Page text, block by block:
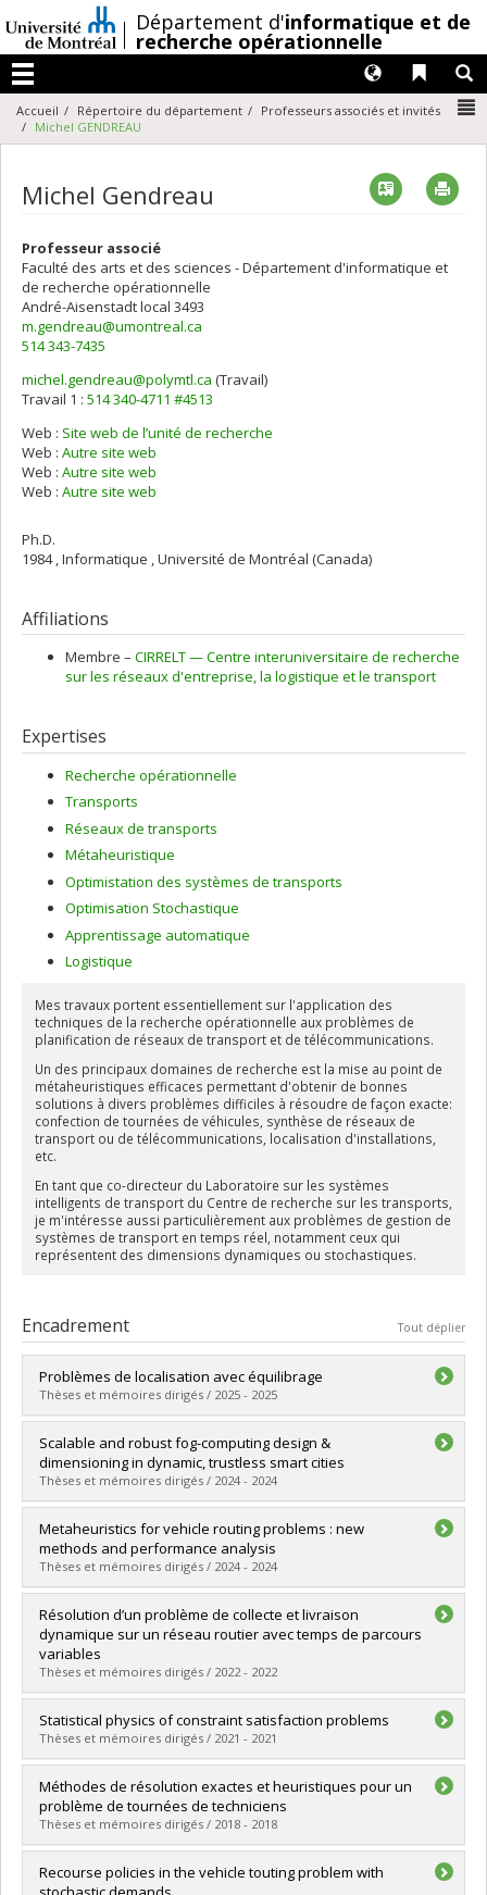
au
contenu
/Département d'informatique et de
recherche opérationnelle
Menu
Liens
Langues
Accueil Répertoire du département
Professeurs associés et invités
Michel GENDREAU
Michel Gendreau Vcard
Professeur associé
Faculté des arts et des sciences - Département d'informatique et
de recherche opérationnelle
André-Aisenstadtlocal 3493
m.gendreau@umontreal.ca
514 343-7435
Courriels
michel.gendreau@polymtl.ca (Travail)
Travail 1 : 514 340-4711 #4513
Web : Site web de l’unité de recherche
Web : Autre site web
Web : Autre site web
Web : Autre site web
Ph.D.
1984 , Informatique , Université de Montréal (Canada)
Affiliations
Membre – CIRRELT — Centre interuniversitaire de recherche
sur les réseaux d'entreprise, la logistique et le transport
Expertises
Recherche opérationnelle
Transports
Réseaux de transports
Métaheuristique
Optimistation des systèmes de transports
Optimisation Stochastique
Apprentissage automatique
Logistique
Mes travaux portent essentiellement sur l'application des
techniques de la recherche opérationnelle aux problèmes de
planification de réseaux de transport et de télécommunications.
Un des principaux domaines de recherche est la mise au point de
métaheuristiques efficaces permettant d'obtenir de bonnes
solutions à divers problèmes difficiles à résoudre de façon exacte:
confection de tournées de véhicules, synthèse de réseaux de
transport ou de télécommunications, localisation d'installations,
etc.
En tant que co-directeur du Laboratoire sur les systèmes
intelligents de transport du Centre de recherche sur les transports,
je m'intéresse aussi particulièrement aux problèmes de gestion de
systèmes de transport en temps réel, notamment ceux qui
représentent des dimensions dynamiques ou stochastiques.
Encadrement Tout déplier
Problèmes de localisation avec équilibrage
Thèses et mémoires dirigés / 2025 - 2025
Diplômé(e) : Kadri, Anis
Cycle :Doctorat
Diplôme obtenu :Ph. D.
Lien vers le document dans Papyrus
Scalable and robust fog-computing design &
dimensioning in dynamic, trustless smart cities
Thèses et mémoires dirigés / 2024 - 2024
Diplômé(e) :Sanchez-Martinez, Ismael
Cycle :Doctorat
Diplôme obtenu :Ph. D.
Lien vers le document dans Papyrus
Metaheuristics for vehicle routing problems : new
methods and performance analysis
Thèses et mémoires dirigés / 2024 - 2024
Diplômé(e) :Guillen Reyes, Fernando Obed
Cycle :Doctorat
Diplôme obtenu :
Lien vers le document dans Papyrus
Résolution d’un problème de collecte et livraison
dynamique sur un réseau routier avec temps de parcours
variables
Thèses et mémoires dirigés / 2022 - 2022
Diplômé(e) :Caron, Félix
Cycle : Maîtrise
Diplôme obtenu :M. Sc.
Lien vers le document dans Papyrus
Statistical physics of constraint satisfaction problems
Thèses et mémoires dirigés / 2021 - 2021
Diplômé(e) : Lamouchi, Elyes
Cycle :Maîtrise
Diplôme obtenu :M. Sc.
Lien vers le document dans Papyrus
Méthodes de résolution exactes et heuristiques pour un
problème de tournées de techniciens
Thèses et mémoires dirigés / 2018 - 2018
Diplômé(e) :Mathlouthi, Ines
Cycle :Doctorat
Recourse policies in the vehicle touting problem with